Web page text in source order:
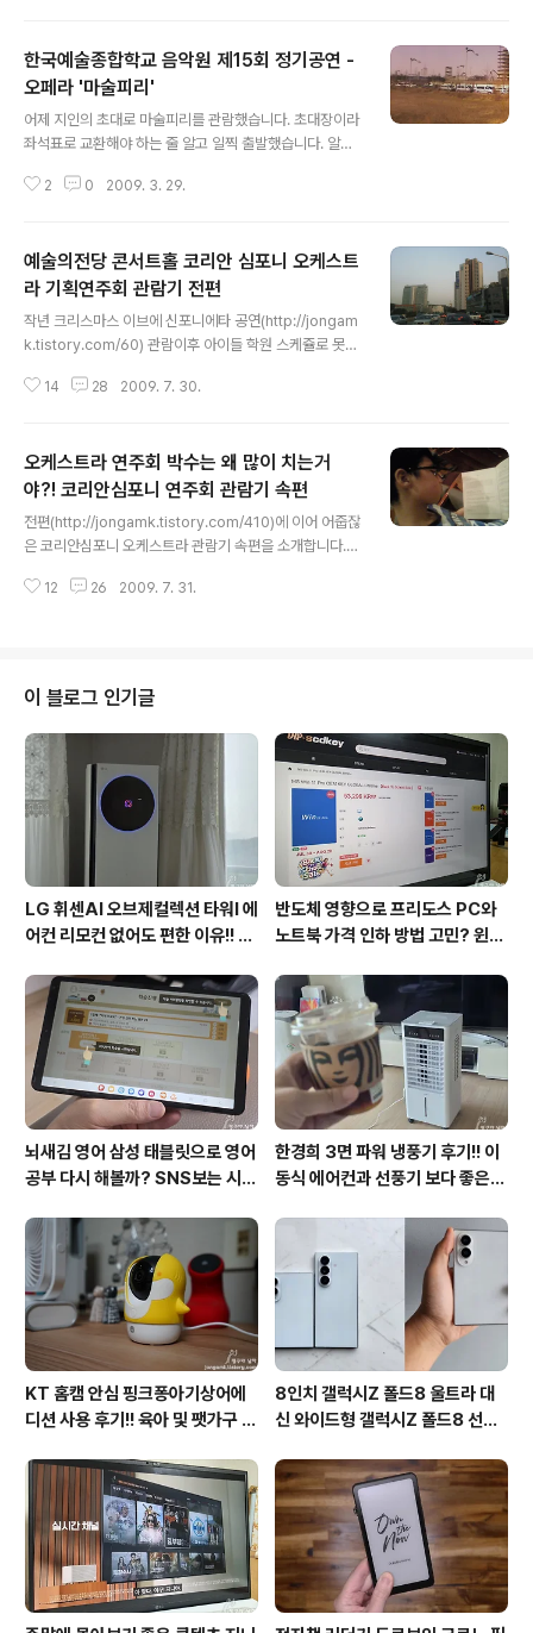
바라보던 그 아이가 벌써 중딩이라니 신촌세브란스병원 주소 서울 서대문구 신
촌동 134 (성산로 250) 설명 1885년 선교 의사 알렌에 의해 광혜원을 설립하
여 이 땅에 현대의학의 불씨를... 상세보기 사진설명 : 바게뜨만한 준혁이 세월은
자기 ..
한국예술종합학교 음악원 제15회 정기공연 -
오페라 '마술피리'
어제 지인의 초대로 마술피리를 관람했습니다. 초대장이라
좌석표로 교환해야 하는 줄 알고 일찍 출발했습니다. 알고
일산 킨텍스주변에 정차하고 아내가 아이들과 마술피리를
기 난 하이에나처럼 블질거리를 찾아 떠돌고... 아이고 원장
님이 오셨네요 일요일인데도. 이원흥원장님은 외과전문의
이신데 리차트기어같은 분위기가 오 예~ 일요일도 나오시
고 정말 병원에 애착이 많으세요..잠깐 옆으로 셋네여 킨텍
스 주변을 핸펀의 파노라마로 길게 잡아봅니다. 아직도 공
사중. ..향후 엄청난 변화가 예상되는 지역이죠 지금은 운전
2 0 2009. 3. 29.
예술의전당 콘서트홀 코리안 심포니 오케스트
라 기획연주회 관람기 전편
작년 크리스마스 이브에 신포니에타 공연(http://jongam
k.tistory.com/60) 관람이후 아이들 학원 스케쥴로 못가
되었습니다. 유있는 공연시간을 위해 서둘렀는데 카톨릭병
야 했던 숨찬 관람이었는데... 지난번에 주차지역번호를 대
충 외우고 갔다가 아내와 틀기게 기억해 차를 찾느라 당황
했던 황당한 순간을 떠올리며 전시회 앞에서 나무통 자세
로... 콘서트 홀의 관계자 이름이 장남 이름과 똑같은 김준
진이 이상하게 나왔네요.. 조명처리를 못한 핸편의 OTL 때
14 28 2009. 7. 30.
오케스트라 연주회 박수는 왜 많이 치는거
야?! 코리안심포니 연주회 관람기 속편
전편(http://jongamk.tistory.com/410)에 이어 어줍잖
은 코리안심포니 오케스트라 관람기 속편을 소개합니다.
이해도 못했어요. 그렇다고 지금은 제대로 하느냐? NO!!
면서 눈치로 배운걸 정리해 보겠습니다. 조금은 틀릴 수도
있으니 댓글로 지적해주시면 감사!! 박수는 언제 치나? - 무
대위에 단원들이 나올때, 악장이 나올때, 지휘자가 나올때,
협연시 협연자가 나올때 뭐 눈치껏 또 좋은 연주 부탁하는
맘으로 치면 됩니다. - 연주곡에 따라서는 몇 악장으로 이
루어져..
12 26 2009. 7. 31.
이 블로그 인기글
LG 휘센AI 오브제컬렉션 타워I 에
어컨 리모컨 없어도 편한 이유!! 7
후기
반도체 영향으로 프리도스 PC와
노트북 가격 인하 방법 고민? 윈도
방법?(feat. vip-scdkeys)
뇌새김 영어 삼성 태블릿으로 영어
공부 다시 해볼까? SNS보는 시간
한경희 3면 파워 냉풍기 후기!! 이
동식 에어컨과 선풍기 보다 좋은
KT 홈캠 안심 핑크퐁아기상어에
디션 사용 후기!! 육아 및 팻가구 그
상어홈캠 어때!!
8인치 갤럭시Z 폴드8 울트라 대
신 와이드형 갤럭시Z 폴드8 선
이 미제공!!